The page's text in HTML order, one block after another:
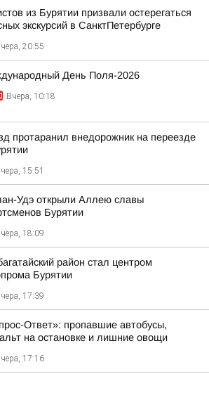
из Бурятии призвали остерегаться
экскурсий в СанктПетербурге
20:55
День Поля-2026
Вчера, 10:18
протаранил внедорожник на переезде
15:51
Удэ открыли Аллею славы
Бурятии
18:09
район стал центром
Бурятии
17:39
Ответ»: пропавшие автобусы,
на остановке и лишние овощи
17:16